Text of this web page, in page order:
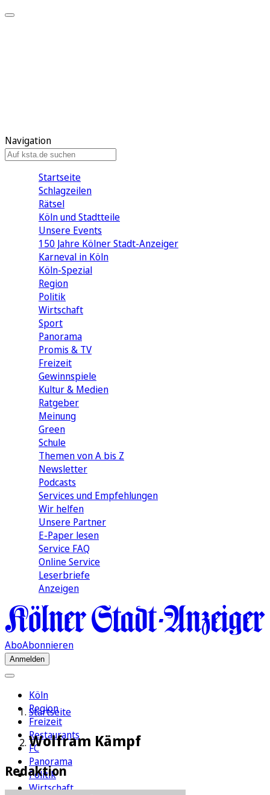
Navigation
Startseite
Schlagzeilen
Rätsel
Köln und Stadtteile
Unsere Events
150 Jahre Kölner Stadt-Anzeiger
Karneval in Köln
Köln-Spezial
Region
Politik
Wirtschaft
Sport
Panorama
Promis & TV
Freizeit
Gewinnspiele
Kultur & Medien
Ratgeber
Meinung
Green
Schule
Themen von A bis Z
Newsletter
Podcasts
Services und Empfehlungen
Wir helfen
Unsere Partner
E-Paper lesen
Service FAQ
Online Service
Leserbriefe
Anzeigen
AboAbonnieren
Anmelden
Köln
Region
Freizeit
Restaurants
FC
Panorama
Politik
Wirtschaft
Startseite
Wolfram Kämpf
Redaktion